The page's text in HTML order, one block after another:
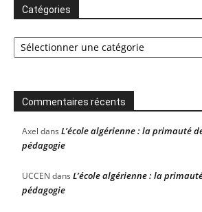
Catégories
Catégories
Commentaires récents
Axel dans L’école algérienne : la primauté
pédagogie
UCCEN dans L’école algérienne : la
pédagogie